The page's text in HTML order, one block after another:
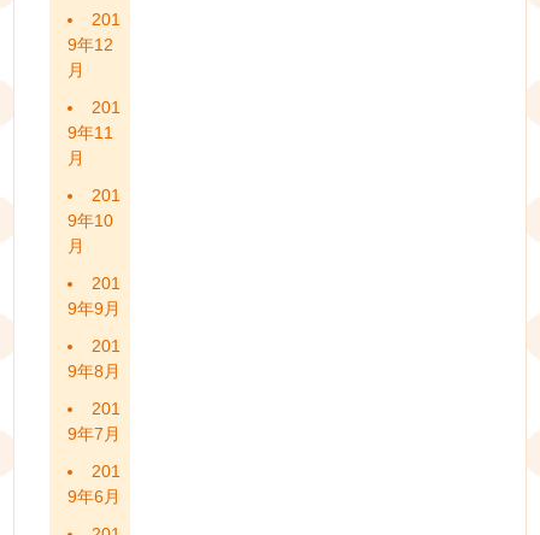
201
9年12
月
201
9年11
月
201
9年10
月
201
9年9月
201
9年8月
201
9年7月
201
9年6月